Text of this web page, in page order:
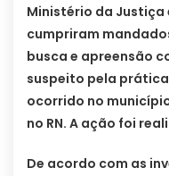
Ministério da Justiça
cumpriram
busca e apreensão
suspeito pela
ocorrido no
no RN. A ação foi
De acordo com as